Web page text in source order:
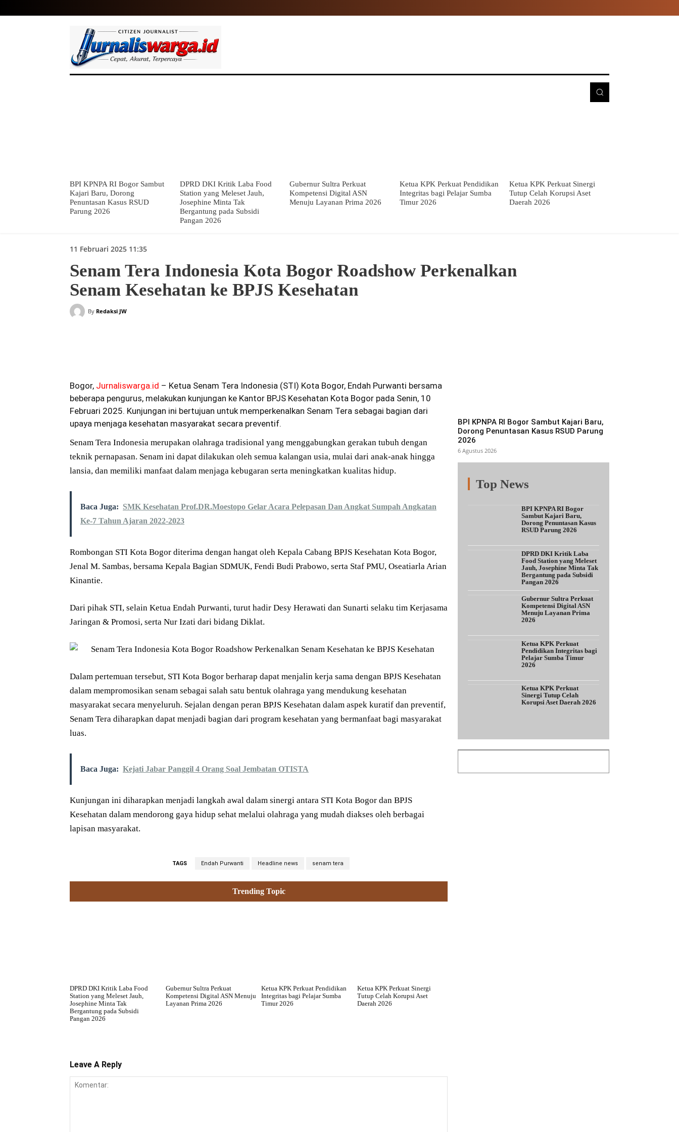
BPI KPNPA RI Bogor Sambut
Kajari Baru, Dorong
Penuntasan Kasus RSUD
Parung 2026
DPRD DKI Kritik Laba Food
Station yang Meleset Jauh,
Josephine Minta Tak
Bergantung pada Subsidi
Pangan 2026
Gubernur Sultra Perkuat
Kompetensi Digital ASN
Menuju Layanan Prima 2026
Ketua KPK Perkuat Pendidikan
Integritas bagi Pelajar Sumba
Timur 2026
Ketua KPK Perkuat Sinergi
Tutup Celah Korupsi Aset
Daerah 2026
11 Februari 2025 11:35
Senam Tera Indonesia Kota Bogor Roadshow Perkenalkan
Senam Kesehatan ke BPJS Kesehatan
By Redaksi JW
Bogor, Jurnaliswarga.id – Ketua Senam Tera Indonesia (STI) Kota Bogor, Endah Purwanti bersama
beberapa pengurus, melakukan kunjungan ke Kantor BPJS Kesehatan Kota Bogor pada Senin, 10
Februari 2025. Kunjungan ini bertujuan untuk memperkenalkan Senam Tera sebagai bagian dari
upaya menjaga kesehatan masyarakat secara preventif.
Senam Tera Indonesia merupakan olahraga tradisional yang menggabungkan gerakan tubuh dengan
teknik pernapasan. Senam ini dapat dilakukan oleh semua kalangan usia, mulai dari anak-anak hingga
lansia, dan memiliki manfaat dalam menjaga kebugaran serta meningkatkan kualitas hidup.
Baca Juga: SMK Kesehatan Prof.DR.Moestopo Gelar Acara Pelepasan Dan Angkat Sumpah Angkatan
Ke-7 Tahun Ajaran 2022-2023
Rombongan STI Kota Bogor diterima dengan hangat oleh Kepala Cabang BPJS Kesehatan Kota Bogor,
Jenal M. Sambas, bersama Kepala Bagian SDMUK, Fendi Budi Prabowo, serta Staf PMU, Oseatiarla Arian
Kinantie.
Dari pihak STI, selain Ketua Endah Purwanti, turut hadir Desy Herawati dan Sunarti selaku tim Kerjasama
Jaringan & Promosi, serta Nur Izati dari bidang Diklat.
Dalam pertemuan tersebut, STI Kota Bogor berharap dapat menjalin kerja sama dengan BPJS Kesehatan
dalam mempromosikan senam sebagai salah satu bentuk olahraga yang mendukung kesehatan
masyarakat secara menyeluruh. Sejalan dengan peran BPJS Kesehatan dalam aspek kuratif dan preventif,
Senam Tera diharapkan dapat menjadi bagian dari program kesehatan yang bermanfaat bagi masyarakat
luas.
Baca Juga: Kejati Jabar Panggil 4 Orang Soal Jembatan OTISTA
Kunjungan ini diharapkan menjadi langkah awal dalam sinergi antara STI Kota Bogor dan BPJS
Kesehatan dalam mendorong gaya hidup sehat melalui olahraga yang mudah diakses oleh berbagai
lapisan masyarakat.
TAGS Endah Purwanti Headline news senam tera
Trending Topic
DPRD DKI Kritik Laba Food
Station yang Meleset Jauh,
Josephine Minta Tak
Bergantung pada Subsidi
Pangan 2026
Gubernur Sultra Perkuat
Kompetensi Digital ASN Menuju
Layanan Prima 2026
Ketua KPK Perkuat Pendidikan
Integritas bagi Pelajar Sumba
Timur 2026
Ketua KPK Perkuat Sinergi
Tutup Celah Korupsi Aset
Daerah 2026
Leave A Reply
BPI KPNPA RI Bogor Sambut Kajari Baru,
Dorong Penuntasan Kasus RSUD Parung
2026
6 Agustus 2026
Top News
Fitur Populer
BPI KPNPA RI Bogor
Sambut Kajari Baru,
Dorong Penuntasan Kasus
RSUD Parung 2026
DPRD DKI Kritik Laba
Food Station yang Meleset
Jauh, Josephine Minta Tak
Bergantung pada Subsidi
Pangan 2026
Gubernur Sultra Perkuat
Kompetensi Digital ASN
Menuju Layanan Prima
2026
Ketua KPK Perkuat
Pendidikan Integritas bagi
Pelajar Sumba Timur
2026
Ketua KPK Perkuat
Sinergi Tutup Celah
Korupsi Aset Daerah 2026